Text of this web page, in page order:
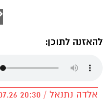
להאזנה לתוכן:
אלדה נתנאל / 20:30 06.07.26